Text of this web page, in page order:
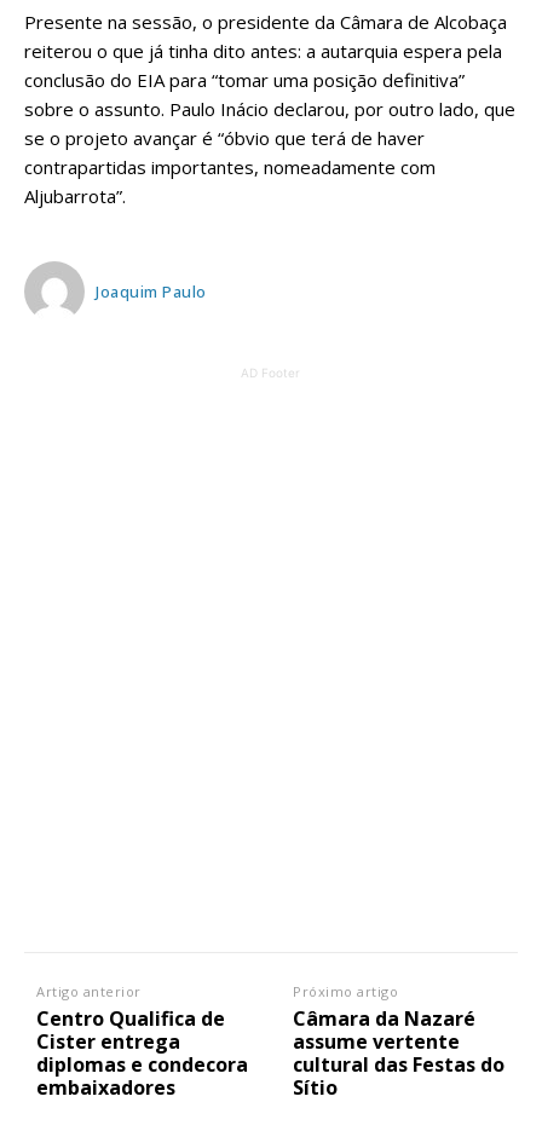
Presente na sessão, o presidente da Câmara de Alcobaça
reiterou o que já tinha dito antes: a autarquia espera pela
conclusão do EIA para “tomar uma posição definitiva”
sobre o assunto. Paulo Inácio declarou, por outro lado, que
se o projeto avançar é “óbvio que terá de haver
contrapartidas importantes, nomeadamente com
Aljubarrota”.
Joaquim Paulo
AD Footer
Artigo anterior
Centro Qualifica de
Cister entrega
diplomas e condecora
embaixadores
Próximo artigo
Câmara da Nazaré
assume vertente
cultural das Festas do
Sítio